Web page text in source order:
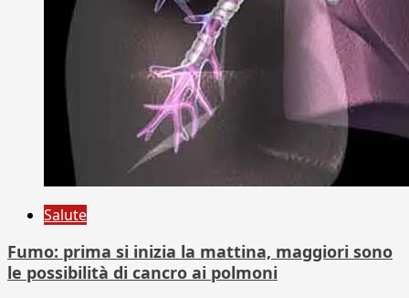
Salute
Fumo: prima si inizia la mattina, maggiori sono
le possibilità di cancro ai polmoni